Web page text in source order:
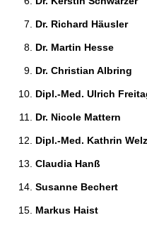
Dr. Richard Häusler
Dr. Martin Hesse
Dr. Christian Albring
Dipl.-Med. Ulrich
Dr. Nicole Mattern
Dipl.-Med. Kathrin Welz
Claudia Hanß
Susanne Bechert
Markus Haist